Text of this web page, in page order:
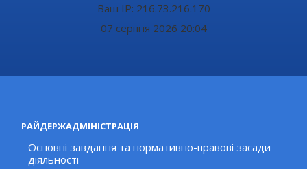
Ваш IP: 216.73.216.170
07 серпня 2026 20:04
РАЙДЕРЖАДМІНІСТРАЦІЯ
Основні завдання та нормативно-правові засади
діяльності